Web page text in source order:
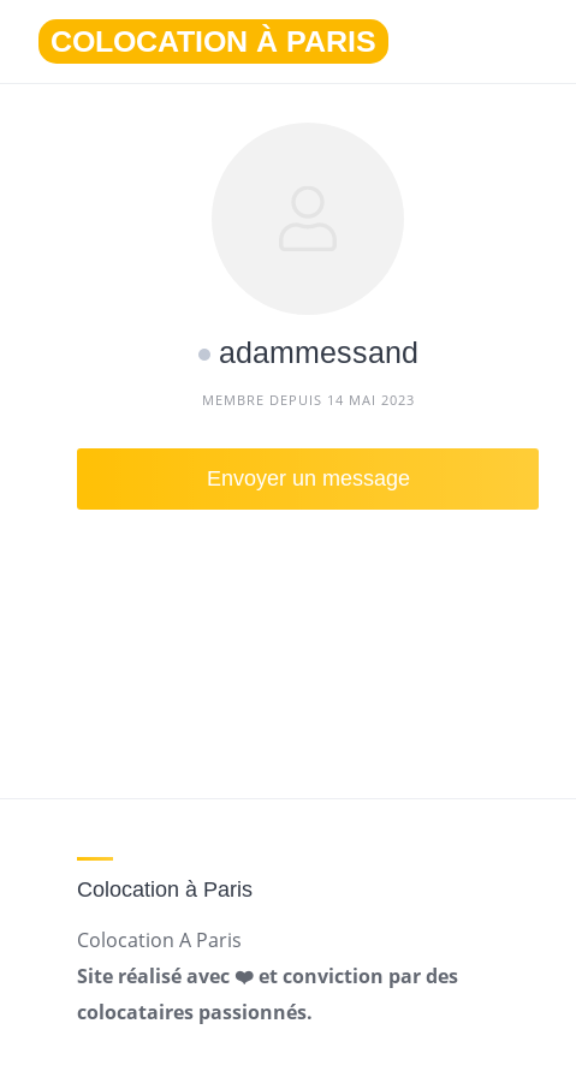
contenu
COLOCATION À PARIS
adammessand
MEMBRE DEPUIS 14 MAI 2023
Envoyer un message
Colocation à Paris
Colocation A Paris
Site réalisé avec ❤️ et conviction par des
colocataires passionnés.